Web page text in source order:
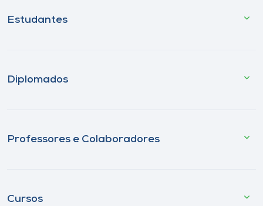
Estudantes
Diplomados
Professores e Colaboradores
Cursos